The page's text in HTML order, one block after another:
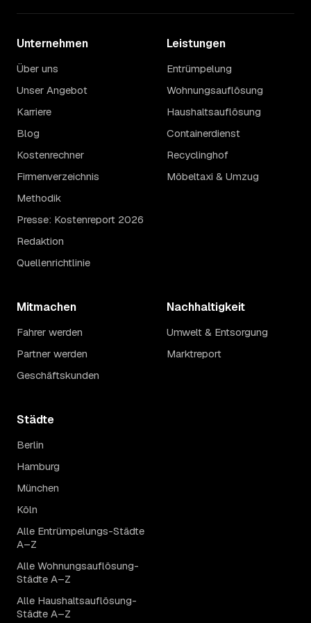
Unternehmen
Über uns
Unser Angebot
Karriere
Blog
Kostenrechner
Firmenverzeichnis
Methodik
Presse: Kostenreport 2026
Redaktion
Quellenrichtlinie
Leistungen
Entrümpelung
Wohnungsauflösung
Haushaltsauflösung
Containerdienst
Recyclinghof
Möbeltaxi & Umzug
Mitmachen
Fahrer werden
Partner werden
Geschäftskunden
Nachhaltigkeit
Umwelt & Entsorgung
Marktreport
Städte
Berlin
Hamburg
München
Köln
Alle Entrümpelungs-Städte
A–Z
Alle Wohnungsauflösung-
Städte A–Z
Alle Haushaltsauflösung-
Städte A–Z